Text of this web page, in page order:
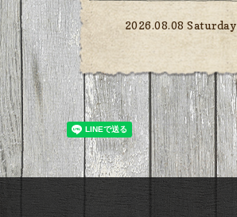
2026.08.08 Saturday